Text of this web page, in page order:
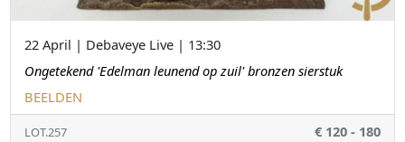
22 April | Debaveye Live | 13:30
Ongetekend 'Edelman leunend op zuil' bronzen sierstuk
BEELDEN
LOT.257 € 120 - 180